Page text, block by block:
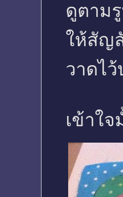
ดูตาม
ให้สัญ
วาดไว้
เข้าใ